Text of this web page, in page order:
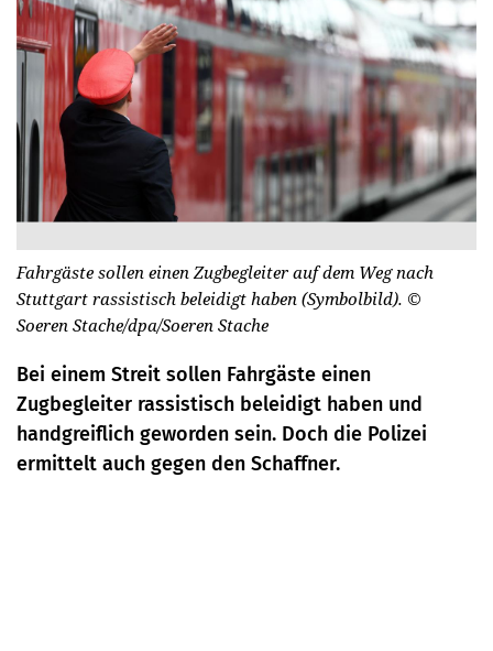
Fahrgäste sollen einen Zugbegleiter auf dem Weg nach
Stuttgart rassistisch beleidigt haben (Symbolbild). ©
Soeren Stache/dpa/Soeren Stache
Bei einem Streit sollen Fahrgäste einen
Zugbegleiter rassistisch beleidigt haben und
handgreiflich geworden sein. Doch die Polizei
ermittelt auch gegen den Schaffner.